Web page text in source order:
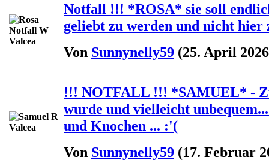
Notfall !!! *ROSA* sie soll
geliebt zu werden und nicht hier
Von Sunnynelly59 (25. April
!!! NOTFALL !!! *SAMUEL* -
wurde und vielleicht
und Knochen ... :'(
Von Sunnynelly59 (17. Februar